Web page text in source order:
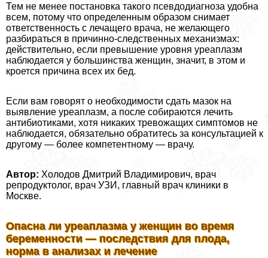
Тем не менее постановка такого псевдодиагноза удобна
всем, потому что определенным образом снимает
ответственность с лечащего врача, не желающего
разбираться в причинно-следственных механизмах:
действительно, если превышение уровня уреаплазм
наблюдается у большинства женщин, значит, в этом и
кроется причина всех их бед.
Если вам говорят о необходимости сдать мaзoк на
выявление уреаплазм, а после собираются лечить
антибиотиками, хотя никаких тревожащих симптомов не
наблюдается, обязательно обратитесь за консультацией к
другому — более компетентному — врачу.
Автор: Холодов Дмитрий Владимирович, врач
репродуктолог, врач УЗИ, главный врач клиники в
Москве.
Опасна ли уреаплазма у женщин во время
беременности — последствия для плода,
норма в анализах и лечение